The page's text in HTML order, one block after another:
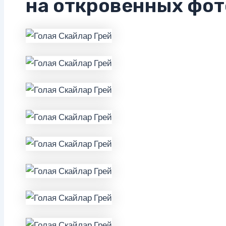
на откровенных